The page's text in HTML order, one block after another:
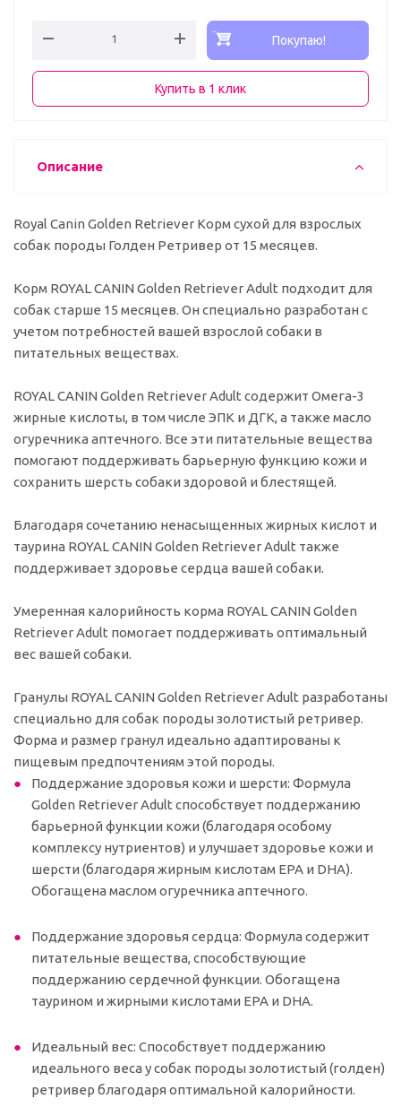
Покупаю!
Купить в 1 клик
Описание
Royal Canin Golden Retriever Корм сухой для взрослых
собак породы Голден Ретривер от 15 месяцев.
Корм ROYAL CANIN Golden Retriever Adult подходит для
собак старше 15 месяцев. Он специально разработан с
учетом потребностей вашей взрослой собаки в
питательных веществах.
ROYAL CANIN Golden Retriever Adult содержит Омега-3
жирные кислоты, в том числе ЭПК и ДГК, а также масло
огуречника аптечного. Все эти питательные вещества
помогают поддерживать барьерную функцию кожи и
сохранить шерсть собаки здоровой и блестящей.
Благодаря сочетанию ненасыщенных жирных кислот и
таурина ROYAL CANIN Golden Retriever Adult также
поддерживает здоровье сердца вашей собаки.
Умеренная калорийность корма ROYAL CANIN Golden
Retriever Adult помогает поддерживать оптимальный
вес вашей собаки.
Гранулы ROYAL CANIN Golden Retriever Adult разработаны
специально для собак породы золотистый ретривер.
Форма и размер гранул идеально адаптированы к
пищевым предпочтениям этой породы.
Поддержание здоровья кожи и шерсти: Формула
Golden Retriever Adult способствует поддержанию
барьерной функции кожи (благодаря особому
комплексу нутриентов) и улучшает здоровье кожи и
шерсти (благодаря жирным кислотам EPA и DHA).
Обогащена маслом огуречника аптечного.
Поддержание здоровья сердца: Формула содержит
питательные вещества, способствующие
поддержанию сердечной функции. Обогащена
таурином и жирными кислотами EPA и DHA.
Идеальный вес: Способствует поддержанию
идеального веса у собак породы золотистый (голден)
ретривер благодаря оптимальной калорийности.